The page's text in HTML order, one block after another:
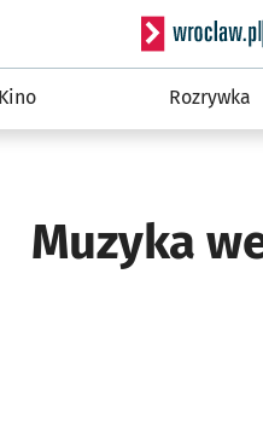
Serwis
Kino Rozrywka
Muzyka